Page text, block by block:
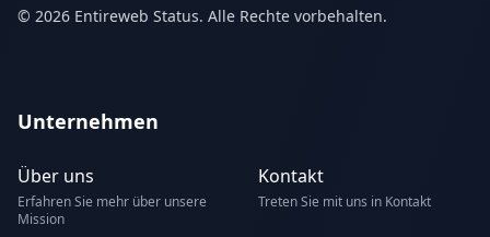
© 2026 Entireweb Status. Alle Rechte vorbehalten.
Unternehmen
Über uns
Erfahren Sie mehr über unsere
Mission
Kontakt
Treten Sie mit uns in Kontakt